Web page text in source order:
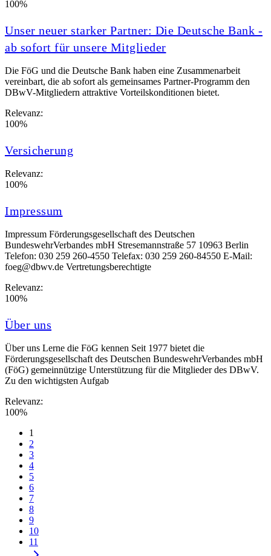
100%
Unser neuer starker Partner: Die Deutsche Bank -
ab sofort für unsere Mitglieder
Die FöG und die Deutsche Bank haben eine Zusammenarbeit
vereinbart, die ab sofort als gemeinsames Partner-Programm den
DBwV-Mitgliedern attraktive Vorteilskonditionen bietet.
Relevanz:
100%
Versicherung
Relevanz:
100%
Impressum
Impressum Förderungsgesellschaft des Deutschen
BundeswehrVerbandes mbH Stresemannstraße 57 10963 Berlin
Telefon: 030 259 260-4550 Telefax: 030 259 260-84550 E-Mail:
foeg@dbwv.de Vertretungsberechtigte
Relevanz:
100%
Über uns
Über uns Lerne die FöG kennen Seit 1977 bietet die
Förderungsgesellschaft des Deutschen BundeswehrVerbandes mbH
(FöG) gemeinnützige Unterstützung für die Mitglieder des DBwV.
Zu den wichtigsten Aufgab
Relevanz:
100%
1
2
3
4
5
6
7
8
9
10
11